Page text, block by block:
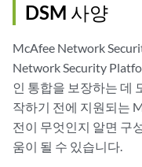
DSM 사양
McAfee Network
Network Security
인 통합을 보장하는 데
작하기 전에 지원되는
전이 무엇인지 알면 구
움이 될 수 있습니다.